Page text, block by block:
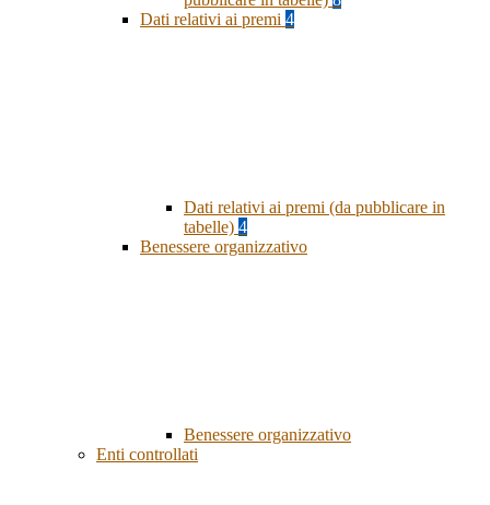
Dati relativi ai premi 4
Dati relativi ai premi (da pubblicare in
tabelle) 4
Benessere organizzativo
Benessere organizzativo
Enti controllati